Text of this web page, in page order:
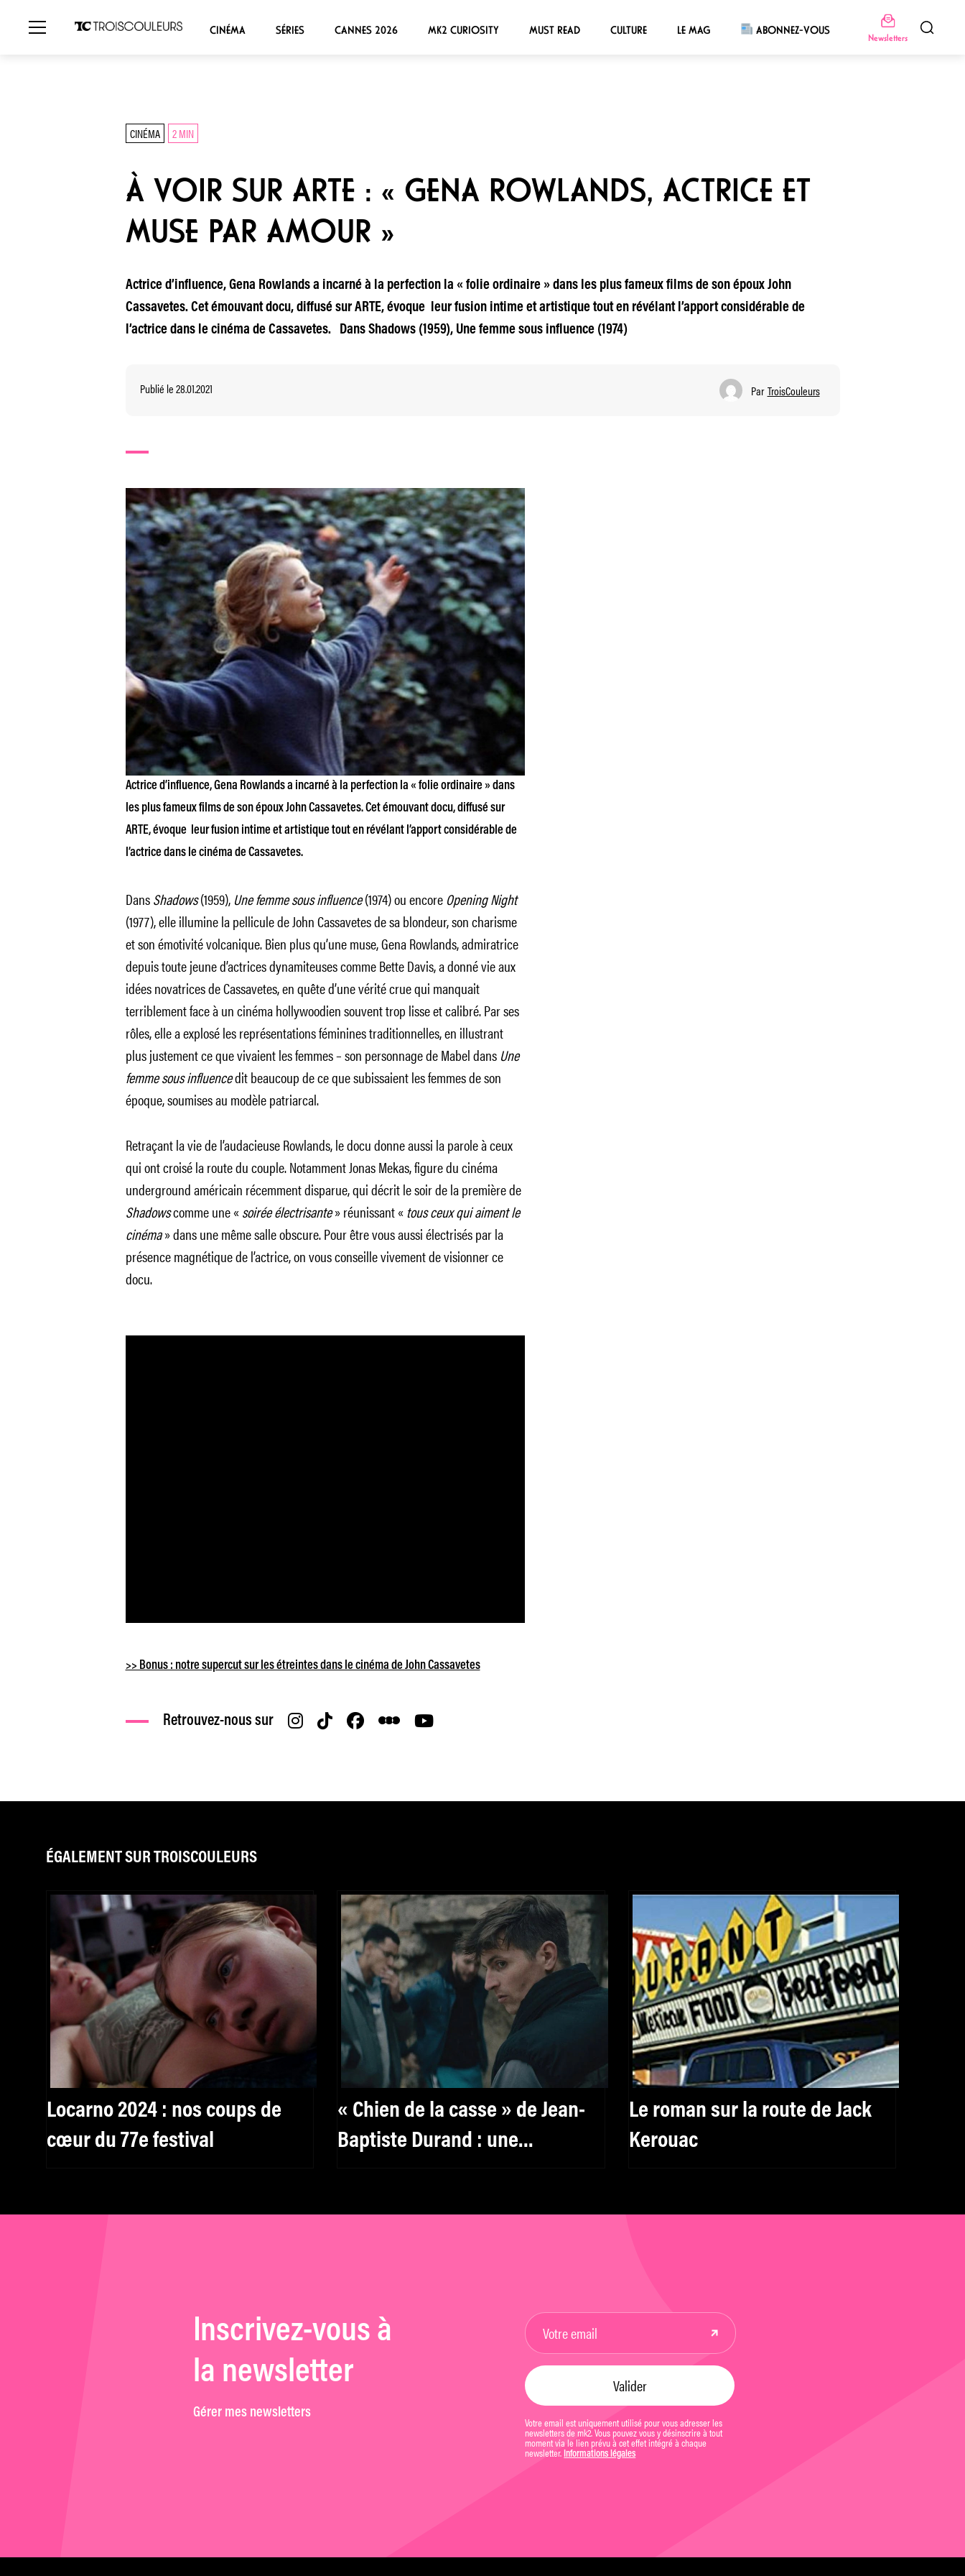
CINÉMA SÉRIES CANNES 2026 MK2 CURIOSITY MUST READ CULTURE LE MAG ABONNEZ-VOUS
Newsletters
CINÉMA 2 MIN
À VOIR SUR ARTE : « GENA ROWLANDS, ACTRICE ET
MUSE PAR AMOUR »
Actrice d’influence, Gena Rowlands a incarné à la perfection la « folie ordinaire » dans les plus fameux films de son époux John
Cassavetes. Cet émouvant docu, diffusé sur ARTE, évoque leur fusion intime et artistique tout en révélant l’apport considérable de
l’actrice dans le cinéma de Cassavetes. Dans Shadows (1959), Une femme sous influence (1974)
Publié le 28.01.2021 Par TroisCouleurs
Actrice d’influence, Gena Rowlands a incarné à la perfection la « folie ordinaire » dans
les plus fameux films de son époux John Cassavetes. Cet émouvant docu, diffusé sur
ARTE, évoque leur fusion intime et artistique tout en révélant l’apport considérable de
l’actrice dans le cinéma de Cassavetes.
DansShadows(1959), Une femme sous influence(1974) ou encore Opening Night
(1977), elle illumine la pellicule de John Cassavetes de sa blondeur, son charisme
et son émotivité volcanique. Bien plus qu’une muse, Gena Rowlands, admiratrice
depuis toute jeune d’actrices dynamiteuses comme Bette Davis, a donné vie aux
idées novatrices de Cassavetes, en quête d’une vérité crue qui manquait
terriblement face à un cinéma hollywoodien souvent trop lisse et calibré. Par ses
rôles, elle a explosé les représentations féminines traditionnelles, en illustrant
plus justement ce que vivaient les femmes – son personnage de Mabel dans Une
femme sous influencedit beaucoup de ce que subissaient les femmes de son
époque, soumises au modèle patriarcal.
Retraçant la vie de l’audacieuse Rowlands, le docu donne aussi la parole à ceux
qui ont croisé la route du couple. Notamment Jonas Mekas, figure du cinéma
underground américain récemment disparue, qui décrit le soir de la première de
Shadowscomme une «soirée électrisante» réunissant «tous ceux qui aiment le
cinéma» dans une même salle obscure. Pour être vous aussi électrisés par la
présence magnétique de l’actrice, on vous conseille vivement de visionner ce
docu.
>> Bonus : notre supercut sur les étreintes dans le cinéma de John Cassavetes
Retrouvez-nous sur
ÉGALEMENT SUR TROISCOULEURS
Locarno 2024 : nos coups de
cœur du 77e festival
« Chien de la casse » de Jean-
Baptiste Durand : une
Le roman sur la route de Jack
Kerouac
Inscrivez-vous à
la newsletter
Gérer mes newsletters
Votre email est uniquement utilisé pour vous adresser les
newsletters de mk2. Vous pouvez vous y désinscrire à tout
moment via le lien prévu à cet effet intégré à chaque
newsletter. Informations légales